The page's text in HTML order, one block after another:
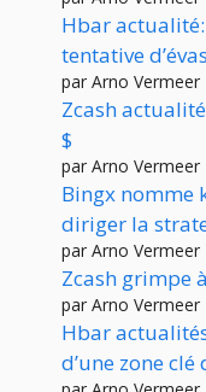
Hbar
tentative
par Arno Vermeer
Zcash
$
par Arno Vermeer
Bingx nomme
diriger la
par Arno Vermeer
Zcash grimpe
par Arno Vermeer
Hbar
d’une zone